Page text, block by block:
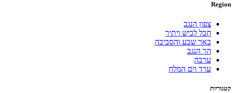
Region
צפון הנגב
חבל לכיש ויתיר
באר שבע והסביבה
הר הנגב
ערבה
ערד וים המלח
קטגוריות